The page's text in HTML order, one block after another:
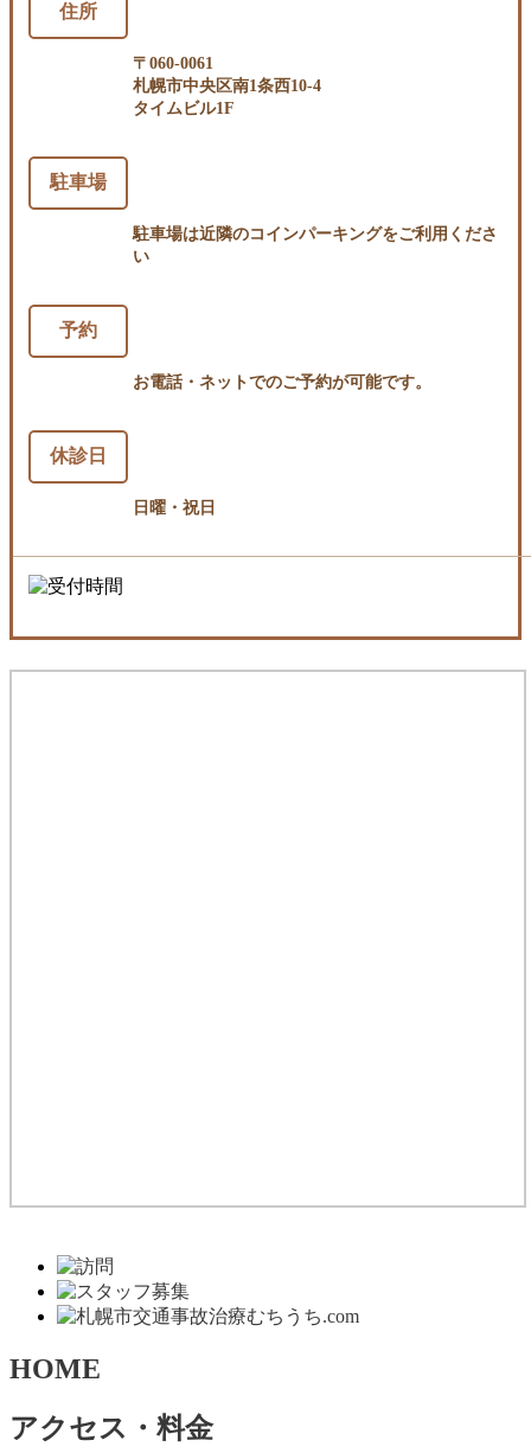
住所
〒060-0061
札幌市中央区南1条西10-4
タイムビル1F
駐車場
駐車場は近隣のコインパーキングをご利用くださ
い
予約
お電話・ネットでのご予約が可能です。
休診日
日曜・祝日
HOME
アクセス・料金